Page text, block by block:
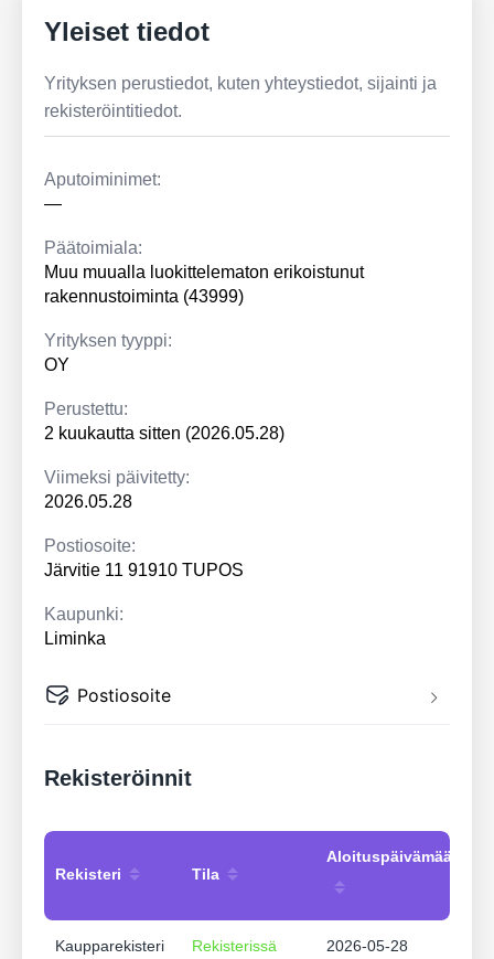
Yleiset tiedot
Yrityksen perustiedot, kuten yhteystiedot, sijainti ja
rekisteröintitiedot.
Aputoiminimet:
—
Päätoimiala:
Muu muualla luokittelematon erikoistunut
rakennustoiminta (43999)
Yrityksen tyyppi:
OY
Perustettu:
2 kuukautta sitten (2026.05.28)
Viimeksi päivitetty:
2026.05.28
Postiosoite:
Järvitie 11 91910 TUPOS
Kaupunki:
Liminka
Postiosoite
Rekisteröinnit
Rekisteri Tila
Aloituspäivämäärä
Kaupparekisteri Rekisterissä 2026-05-28